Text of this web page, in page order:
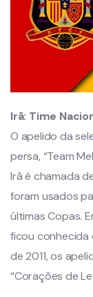
Irã: Time
O apelido da
persa, “Team
Irã é chamada
foram usados
últimas Copas.
ficou conhecida
de 2011, os
“Corações de